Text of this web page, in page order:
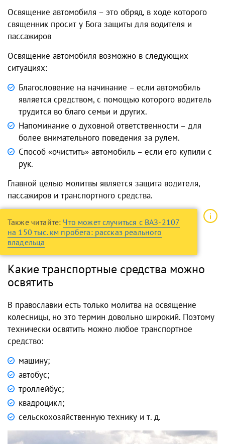
Освящение автомобиля – это обряд, в ходе которого
священник просит у Бога защиты для водителя и
пассажиров
Освящение автомобиля возможно в следующих
ситуациях:
Благословение на начинание – если автомобиль
является средством, с помощью которого водитель
трудится во благо семьи и других.
Напоминание о духовной ответственности – для
более внимательного поведения за рулем.
Способ «очистить» автомобиль – если его купили с
рук.
Главной целью молитвы является защита водителя,
пассажиров и транспортного средства.
Также читайте: Что может случиться с ВАЗ-2107
на 150 тыс. км пробега: рассказ реального
владельца
Какие транспортные средства можно
освятить
В православии есть только молитва на освящение
колесницы, но это термин довольно широкий. Поэтому
технически освятить можно любое транспортное
средство:
машину;
автобус;
троллейбус;
квадроцикл;
сельскохозяйственную технику и т. д.